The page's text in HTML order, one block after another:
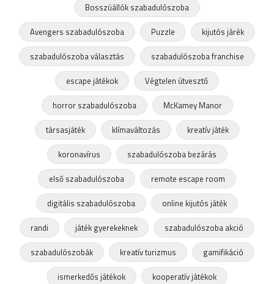
Bosszúállók szabadulószoba
Avengers szabadulószoba
Puzzle
kijutós járék
szabadulószoba választás
szabadulószoba franchise
escape játékok
Végtelen útvesztő
horror szabadulószoba
McKamey Manor
társasjáték
klímaváltozás
kreatív játék
koronavírus
szabadulószoba bezárás
első szabadulószoba
remote escape room
digitális szabadulószoba
online kijutós játék
randi
játék gyerekeknek
szabadulószoba akció
szabadulószobák
kreatív turizmus
gamifikáció
ismerkedős játékok
kooperatív játékok